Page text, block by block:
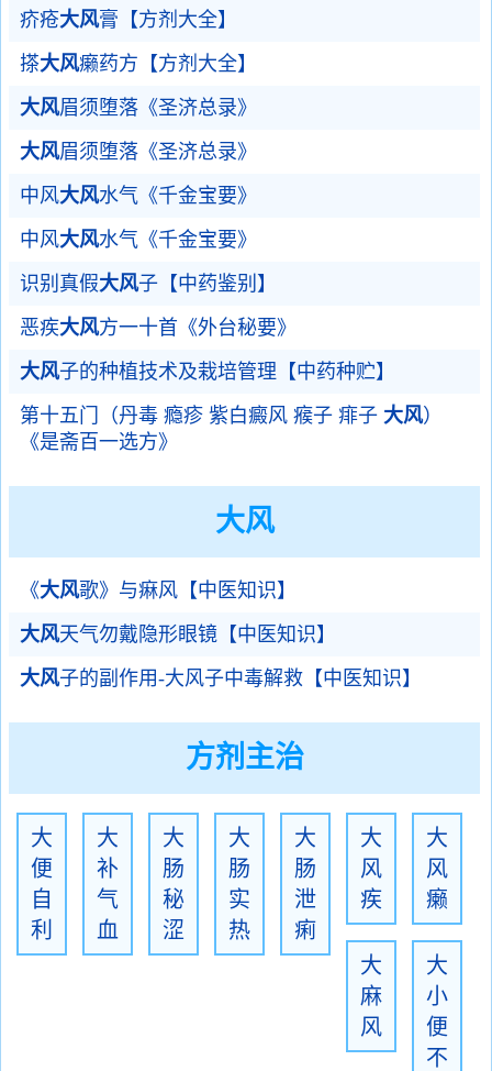
疥疮大风膏【方剂大全】
搽大风癞药方【方剂大全】
大风眉须堕落《圣济总录》
大风眉须堕落《圣济总录》
中风大风水气《千金宝要》
中风大风水气《千金宝要》
识别真假大风子【中药鉴别】
恶疾大风方一十首《外台秘要》
大风子的种植技术及栽培管理【中药种贮】
第十五门（丹毒 瘾疹 紫白癜风 瘊子 痱子 大风）
《是斋百一选方》
大风
《大风歌》与痳风【中医知识】
大风天气勿戴隐形眼镜【中医知识】
大风子的副作用-大风子中毒解救【中医知识】
方剂主治
大
便
自
利
大
补
气
血
大
肠
秘
涩
大
肠
实
热
大
肠
泄
痢
大
风
疾
大
风
癞
大
麻
风
大
小
便
不